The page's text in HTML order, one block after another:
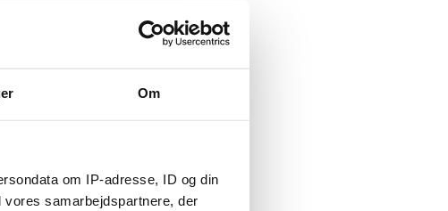
Om
om IP-adresse, ID og din
samarbejdspartnere, der